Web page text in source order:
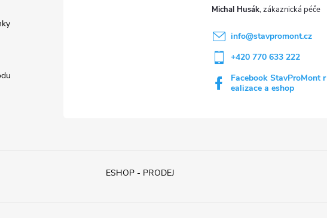
Michal Husák
info@stavpromont.cz
+420 770 633 222
Facebook StavProMont r
ealizace a eshop
ESHOP - PRODEJ